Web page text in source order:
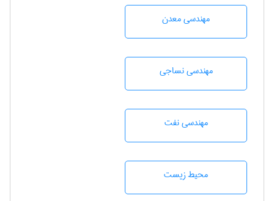
مهندسی معدن
مهندسي نساجی
مهندسی نفت
محيط زيست